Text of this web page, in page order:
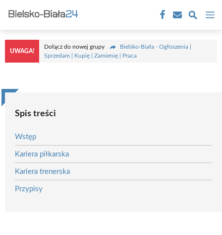
treści
UWAGA!
Dołącz do nowej grupy
Bielsko-Biała - Ogłoszenia |
Sprzedam | Kupię | Zamienię | Praca
Spis treści
Wstęp
Kariera piłkarska
Kariera trenerska
Przypisy